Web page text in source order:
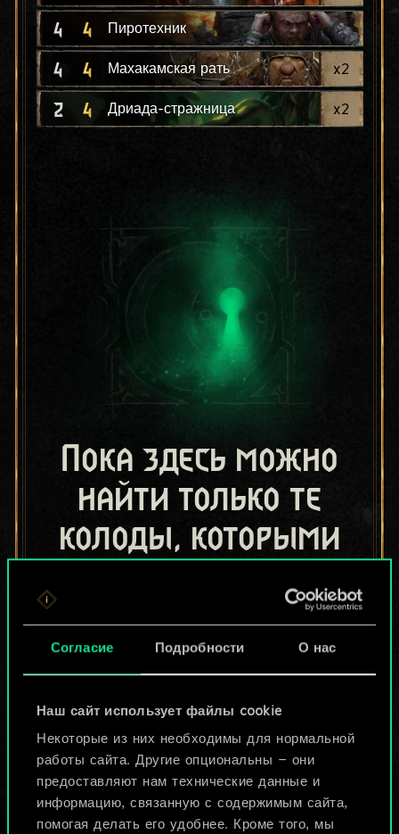
Согласие Подробности О нас
Наш сайт использует файлы cookie
Некоторые из них необходимы для нормальной
работы сайта. Другие опциональны — они
предоставляют нам технические данные и
информацию, связанную с содержимым сайта,
помогая делать его удобнее. Кроме того, мы
4 4 Пиротехник
4 4 Махакамская рать x2
2 4 Дриада-стражница x2
Пока здесь можно
найти только те
колоды, которыми
игроки.
Но их может быть
Назвать колоду и описать её
Изменить колоду